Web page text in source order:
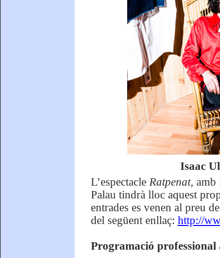
Isaac
L’espectacle Ratpenat, amb
Palau tindrà lloc aquest
entrades es venen al preu
del següent enllaç: http://
Programació professional